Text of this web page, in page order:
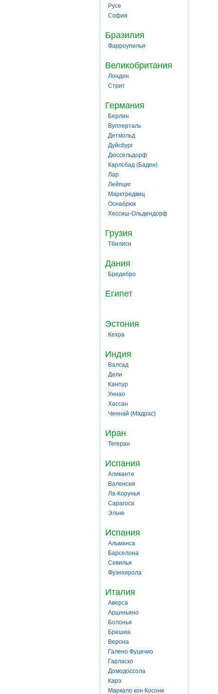
Русе
София
Бразилия
Фарроупилья
Великобритания
Лондон
Стрит
Германия
Берлин
Вупперталь
Детмольд
Дуйсбург
Дюссельдорф
Карлсбад (Баден)
Лар
Лейпциг
Марктредвиц
Оснабрюк
Хессиш-Ольдендорф
Грузия
Тбилиси
Дания
Бредебро
Египет
Эстония
Кехра
Индия
Валсад
Дели
Канпур
Уннао
Хассан
Ченнай (Мадрас)
Иран
Тегеран
Испания
Аликанте
Валенсия
Ла-Корунья
Сарагоса
Эльче
Испания
Альманса
Барселона
Севилья
Фуэнхирола
Италия
Аверса
Арциньяно
Болонья
Брешиа
Верона
Галено Фуцечио
Гарласко
Домодоссола
Карэ
Маркало кон Косоне